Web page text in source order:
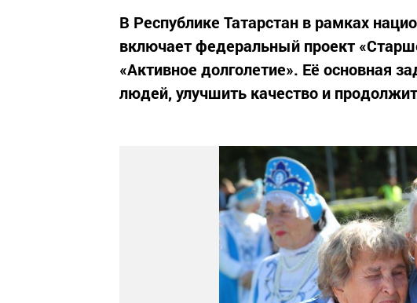
В Республике Татарстан в рамках
включает федеральный проект
«Активное долголетие». Её основная
людей, улучшить качество и